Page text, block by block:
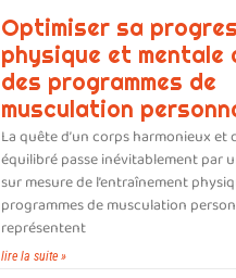
Optimiser sa
physique et mentale
des programmes de
musculation
La quête d’un corps harmonieux et
équilibré passe inévitablement par
sur mesure de l’entraînement
programmes de musculation
représentent
lire la suite »